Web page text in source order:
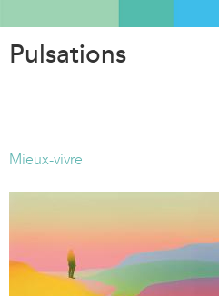
Pulsations
Mieux-vivre